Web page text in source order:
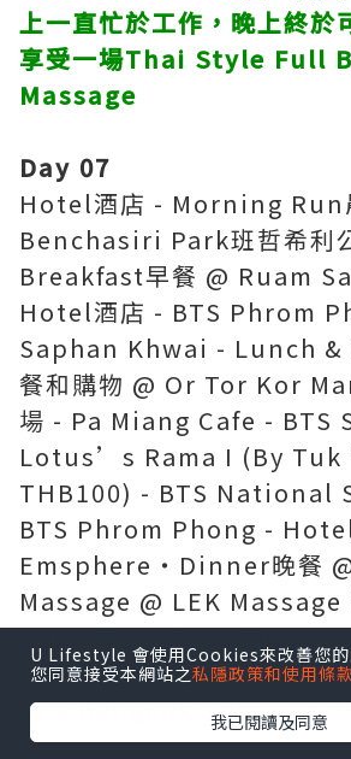
上一直忙於工作，晚上終於
享受一場Thai Style Full
Massage
Day 07
Hotel酒店 - Morning Run
Benchasiri Park班哲希利
Breakfast早餐 @ Ruam
Hotel酒店 - BTS Phrom
Saphan Khwai - Lunch
餐和購物 @ Or Tor Kor
場 - Pa Miang Cafe - BTS
Lotus’s Rama I (By Tuk
THB100) - BTS National
BTS Phrom Phong -
Emsphere‧Dinner晚餐
Massage @ LEK
Gold (Thai Style Full
THB450) - Hotel酒店
Ibis Bangkok Sukhumvit
U Lifestyle 會使用Cookies來改善您的
您同意接受本網站之私隱政策和使用條
我已閱讀及同意